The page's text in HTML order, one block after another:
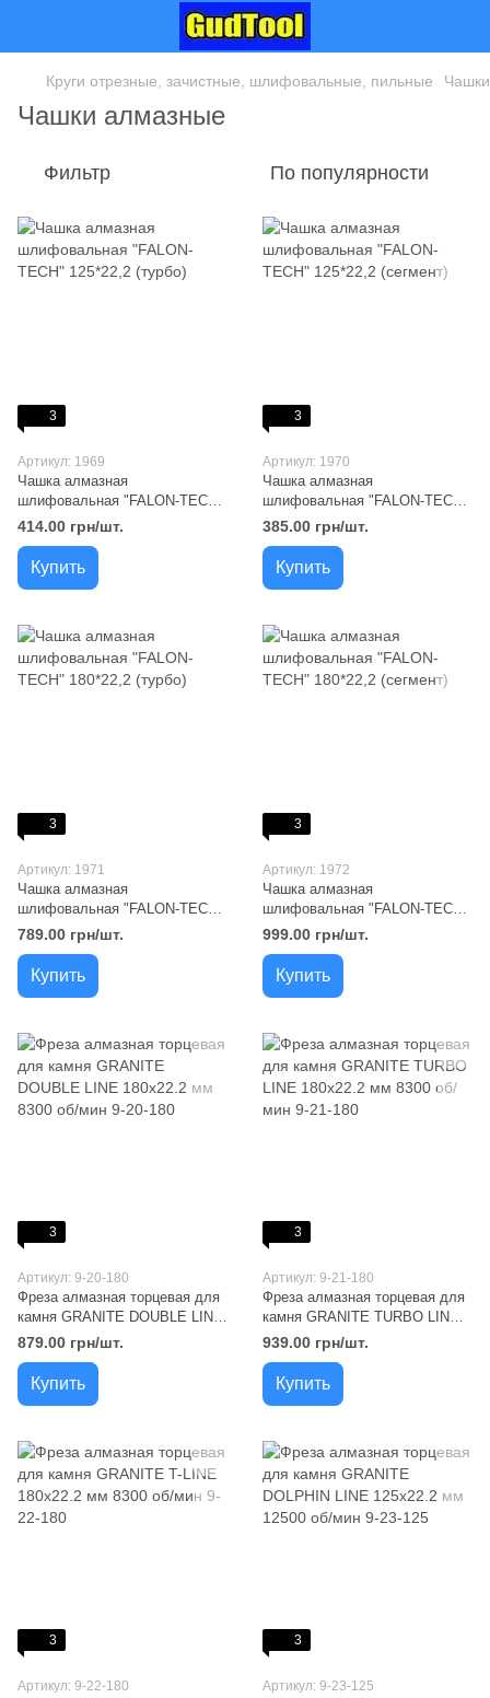
Круги отрезные, зачистные, шлифовальные, пильные
Чашки алмазные
Фильтр По популярности
3
Артикул: 1969
Чашка алмазная
шлифовальная "FALON-TECH"
125*22,2 (турбо)
414.00 грн/шт.
Купить
3
Артикул: 1970
Чашка алмазная
шлифовальная "FALON-TECH"
125*22,2 (сегмент)
385.00 грн/шт.
Купить
3
Артикул: 1971
Чашка алмазная
шлифовальная "FALON-TECH"
180*22,2 (турбо)
789.00 грн/шт.
Купить
3
Артикул: 1972
Чашка алмазная
шлифовальная "FALON-TECH"
180*22,2 (сегмент)
999.00 грн/шт.
Купить
3
Артикул: 9-20-180
Фреза алмазная торцевая для
камня GRANITE DOUBLE LINE
180х22.2 мм 8300 об/мин 9-20-
879.00 грн/шт.
Купить
3
Артикул: 9-21-180
Фреза алмазная торцевая для
камня GRANITE TURBO LINE
180х22.2 мм 8300 об/мин 9-21-
939.00 грн/шт.
Купить
3
Артикул: 9-22-180
3
Артикул: 9-23-125